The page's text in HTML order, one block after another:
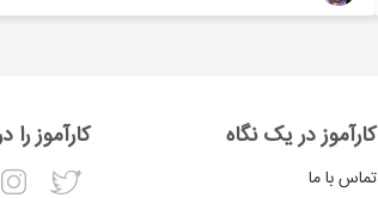
کارآموز در یک نگاه
تماس با ما
کارآموز